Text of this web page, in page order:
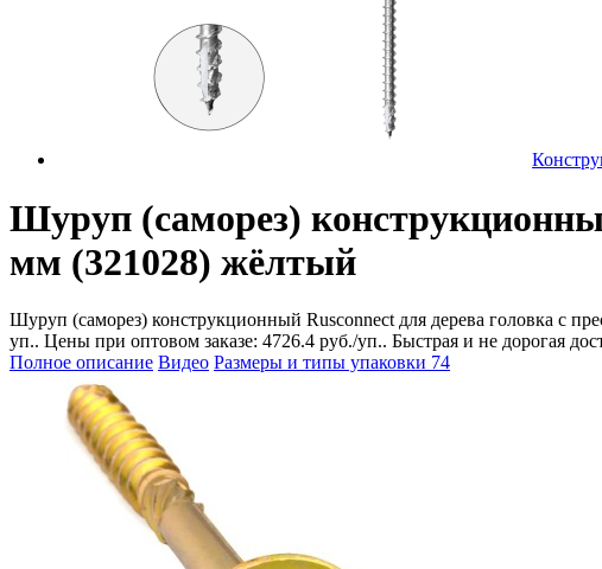
Шуруп (саморез)
мм (321028) жёлтый
Шуруп (саморез) конструкционный Rusconnect для дерева головка с
уп.. Цены при оптовом заказе: 4726.4 руб./уп.. Быстрая и не дорогая
Полное описание Видео Размеры и типы упаковки 74